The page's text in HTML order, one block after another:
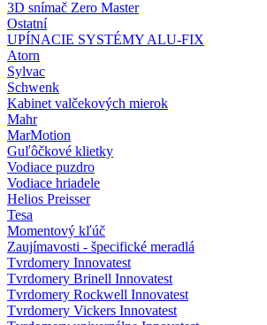
3D snímač Zero Master
Ostatní
UPÍNACIE SYSTÉMY ALU-FIX
Atorn
Sylvac
Schwenk
Kabinet valčekových mierok
Mahr
MarMotion
Guľôčkové klietky
Vodiace puzdro
Vodiace hriadele
Helios Preisser
Tesa
Momentový kľúč
Zaujímavosti - špecifické meradlá
Tvrdomery Innovatest
Tvrdomery Brinell Innovatest
Tvrdomery Rockwell Innovatest
Tvrdomery Vickers Innovatest